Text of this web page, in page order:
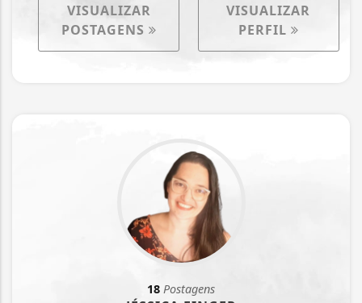
VISUALIZAR
POSTAGENS
VISUALIZAR
PERFIL
18 Postagens